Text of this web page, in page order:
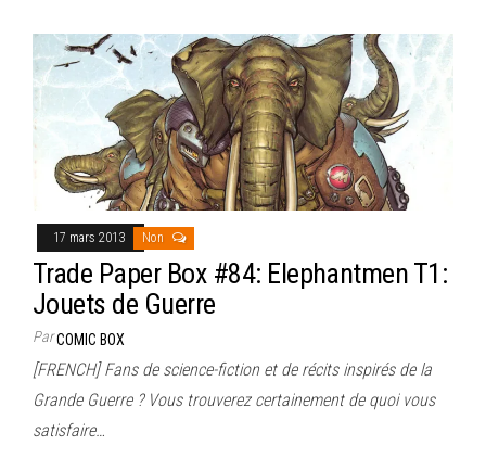
17 mars 2013 Non
Trade Paper Box #84: Elephantmen T1:
Jouets de Guerre
ParCOMIC BOX
[FRENCH] Fans de science-fiction et de récits inspirés de la
Grande Guerre ? Vous trouverez certainement de quoi vous
satisfaire…